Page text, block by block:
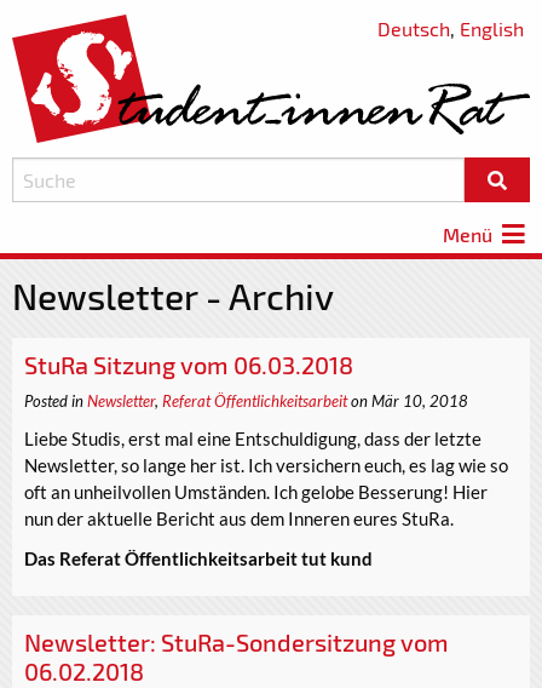
Deutsch, English
Menü
Newsletter - Archiv
StuRa Sitzung vom 06.03.2018
Posted inNewsletter, Referat Öffentlichkeitsarbeiton Mär 10, 2018
Liebe Studis, erst mal eine Entschuldigung, dass der letzte
Newsletter, so lange her ist. Ich versichern euch, es lag wie so
oft an unheilvollen Umständen. Ich gelobe Besserung! Hier
nun der aktuelle Bericht aus dem Inneren eures StuRa.
Das Referat Öffentlichkeitsarbeit tut kund
Newsletter: StuRa-Sondersitzung vom
06.02.2018